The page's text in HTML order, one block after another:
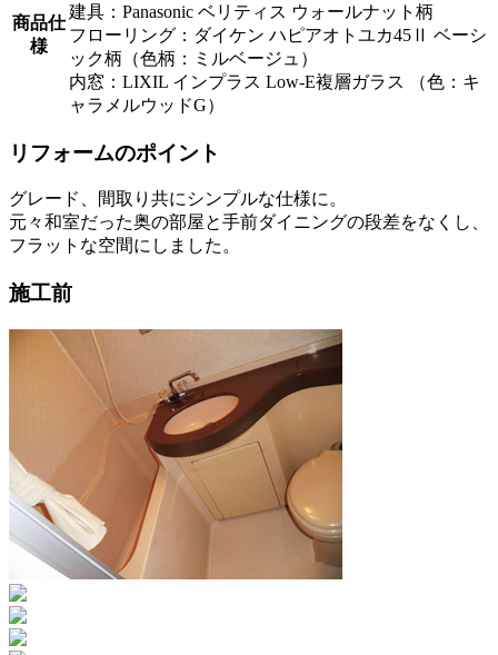
商品仕
様
建具：Panasonic ベリティス ウォールナット柄
フローリング：ダイケン ハピアオトユカ45Ⅱ ベーシ
ック柄（色柄：ミルベージュ）
内窓：LIXIL インプラス Low-E複層ガラス （色：キ
ャラメルウッドG）
リフォームのポイント
グレード、間取り共にシンプルな仕様に。
元々和室だった奥の部屋と手前ダイニングの段差をなくし、
フラットな空間にしました。
施工前